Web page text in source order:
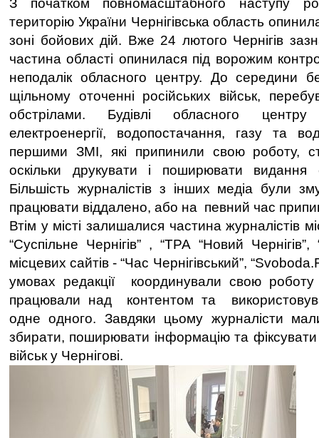
З початком повномасштабного наступу
територію України Чернігівська область
зоні бойових дій. Вже 24 лютого Чернігів
частина області опинилася під ворожим
неподалік обласного центру. До середини
щільному оточенні російських військ,
обстрілами. Будівлі обласного
електроенергії, водопостачання, газу
першими ЗМІ, які припинили свою роботу,
оскільки друкувати і поширювати
Більшість журналістів з інших медіа були
працювати віддалено, або на певний час
Втім у місті залишалися частина журналістів
“Суспільне Чернігів” , “ТРА “Новий
місцевих сайтів - “Час Чернігівський”,
умовах редакції координували свою
працювали над контентом та
одне одного. Завдяки цьому журналісти
збирати, поширювати інформацію та
військ у Чернігові.